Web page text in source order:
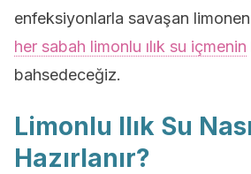
enfeksiyonlarla savaşan
her sabah limonlu ılık su içmenin
bahsedeceğiz.
Limonlu Ilık Su
Hazırlanır?